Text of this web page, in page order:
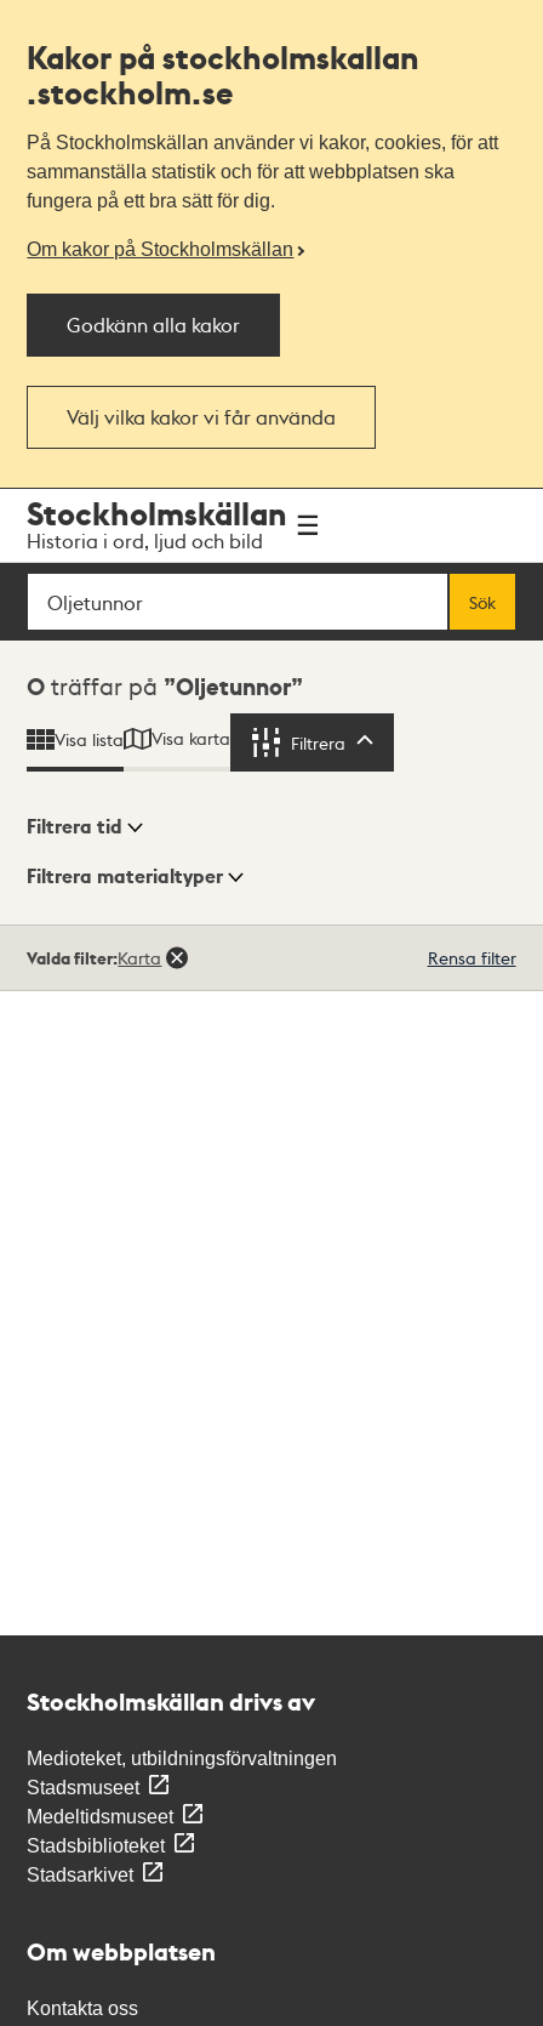
Kakor på stockholmskallan
.stockholm.se
På Stockholmskällan använder vi kakor, cookies, för att
sammanställa statistik och för att webbplatsen ska
fungera på ett bra sätt för dig.
Om kakor på Stockholmskällan
Godkänn alla kakor
Välj vilka kakor vi får använda
navigationen
huvudinnehållet
Stockholmskällan
Historia i ord, ljud och bild
Sök
Sök
Sökresultat
0 träffar på Oljetunnor
Visa lista Visa karta Filtrera
Visningsläge
Filtrera tid
Filtrera materialtyper
träffar
Valda filter:Karta Rensa filter
Stockholmskällan drivs av
Medioteket, utbildningsförvaltningen
Stadsmuseet
Medeltidsmuseet
Stadsbiblioteket
Stadsarkivet
Om webbplatsen
Kontakta oss